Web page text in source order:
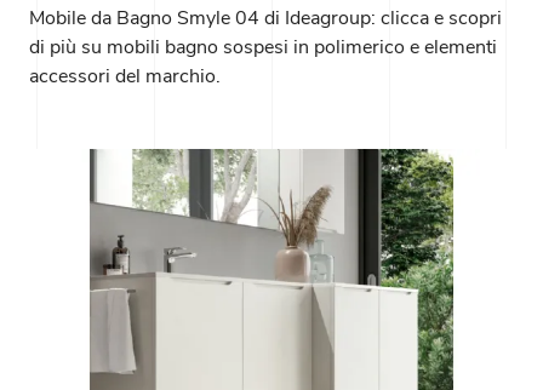
Mobile da Bagno Smyle 04 di Ideagroup: clicca e scopri
di più su mobili bagno sospesi in polimerico e elementi
accessori del marchio.